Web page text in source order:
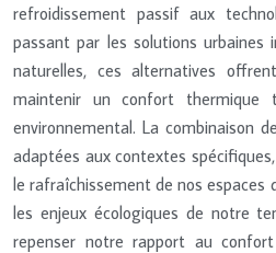
refroidissement passif aux
passant par les solutions urbaines
naturelles, ces alternatives
maintenir un confort thermique
environnemental. La combinaison
adaptées aux contextes
le rafraîchissement de nos espaces
les enjeux écologiques de notre
repenser notre rapport au